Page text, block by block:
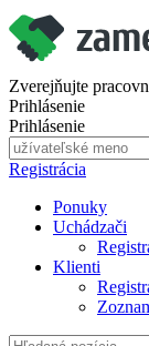
Zverejňujte
Prihlásenie
Prihlásenie
Registrácia
Ponuky
Uchádzači
Klienti